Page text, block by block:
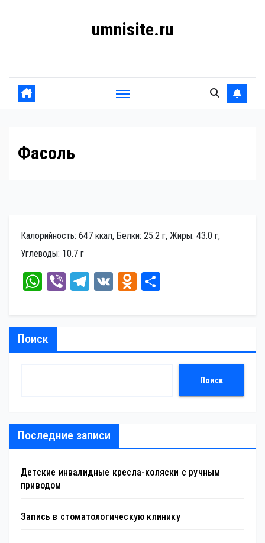
umnisite.ru
Фасоль
Калорийность: 647 ккал, Белки: 25.2 г, Жиры: 43.0 г,
Углеводы: 10.7 г
W
A
pp
Vi
Te
m
V
O
ss ь
Поиск
Поиск
Последние записи
Детские инвалидные кресла-коляски с ручным
приводом
Запись в стоматологическую клинику